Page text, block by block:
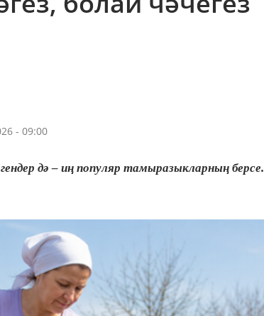
- 09:00
дә – иң популяр тамыразыкларның берсе.